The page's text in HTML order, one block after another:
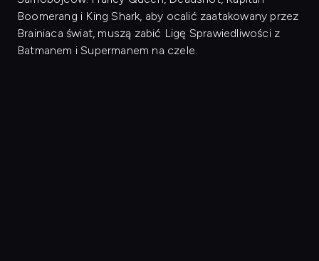
Boomerang i King Shark, aby ocalić zaatakowany przez
Brainiaca świat, muszą zabić Ligę Sprawiedliwości z
Batmanem i Supermanem na czele.